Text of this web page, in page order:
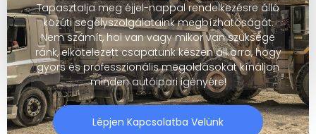
Tapasztalja meg éjjel-nappal rendelkezésre álló
közúti segélyszolgálataink megbízhatóságát.
Nem számít, hol van vagy mikor van szüksége
ránk, elkötelezett csapatunk készen áll arra, hogy
gyors és professzionális megoldásokat kínáljon
minden autóipari igényére!
Lépjen Kapcsolatba Velünk